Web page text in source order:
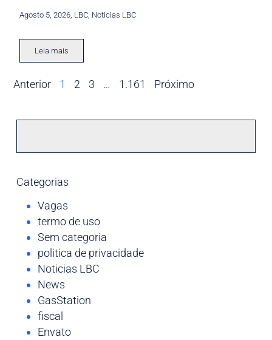
Agosto 5, 2026 LBC Noticias LBC
Leia mais
Anterior 1 2 3 … 1.161 Próximo
Categorias
Vagas
termo de uso
Sem categoria
politica de privacidade
Noticias LBC
News
GasStation
fiscal
Envato